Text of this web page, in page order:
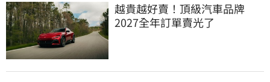
越貴越好賣！頂級汽車品牌
2027全年訂單賣光了